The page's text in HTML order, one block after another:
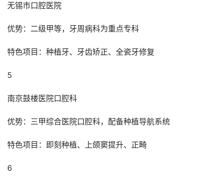
无锡市口腔医院
优势：二级甲等，牙周病科为重点专科
特色项目：种植牙、牙齿矫正、全瓷牙修复
5
南京鼓楼医院口腔科
优势：三甲综合医院口腔科，配备种植导航系统
特色项目：即刻种植、上颌窦提升、正畸
6